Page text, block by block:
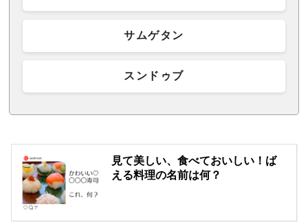
サムゲタン
スンドゥブ
見て美しい、食べておいしい！ば
える料理の名前は何？